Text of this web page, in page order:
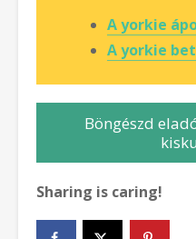
A yorkie
A yorkie
Böngészd
Sharing is caring!